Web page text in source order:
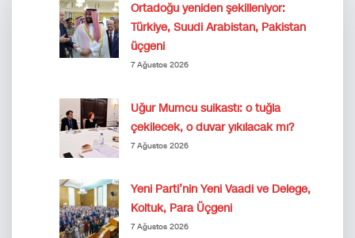
Ortadoğu yeniden şekilleniyor:
Türkiye, Suudi Arabistan, Pakistan
üçgeni
7 Ağustos 2026
Uğur Mumcu suikastı: o tuğla
çekilecek, o duvar yıkılacak mı?
7 Ağustos 2026
Yeni Parti’nin Yeni Vaadi ve Delege,
Koltuk, Para Üçgeni
7 Ağustos 2026